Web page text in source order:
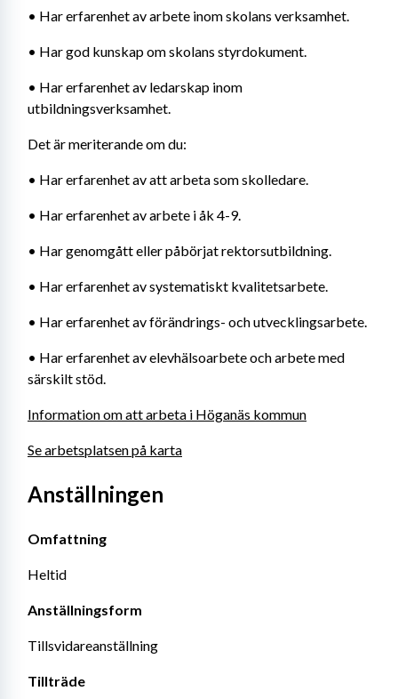
• Har erfarenhet av arbete inom skolans verksamhet.
• Har god kunskap om skolans styrdokument.
• Har erfarenhet av ledarskap inom
utbildningsverksamhet.
Det är meriterande om du:
• Har erfarenhet av att arbeta som skolledare.
• Har erfarenhet av arbete i åk 4-9.
• Har genomgått eller påbörjat rektorsutbildning.
• Har erfarenhet av systematiskt kvalitetsarbete.
• Har erfarenhet av förändrings- och utvecklingsarbete.
• Har erfarenhet av elevhälsoarbete och arbete med
särskilt stöd.
Information om att arbeta i Höganäs kommun
Se arbetsplatsen på karta
Anställningen
Omfattning
Heltid
Anställningsform
Tillsvidareanställning
Tillträde